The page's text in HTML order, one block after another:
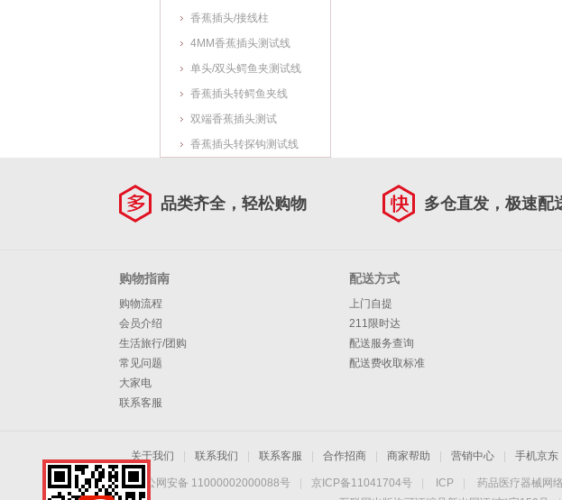
香蕉插头/接线柱
4MM香蕉插头测试线
单头/双头鳄鱼夹测试线
香蕉插头转鳄鱼夹线
双端香蕉插头测试
香蕉插头转探钩测试线
品类齐全，轻松购物 多仓直发，极速配
购物指南
购物流程
会员介绍
生活旅行/团购
常见问题
大家电
联系客服
配送方式
上门自提
211限时达
配送服务查询
配送费收取标准
关于我们 联系我们 联系客服 合作招商 商家帮助 营销中心 手机京东
京公网安备 11000002000088号 京ICP备11041704号 ICP 药品医疗器械网